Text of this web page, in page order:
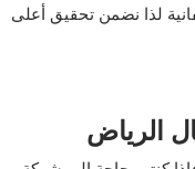
لذا نضمن تحقيق أعلى
الرياض